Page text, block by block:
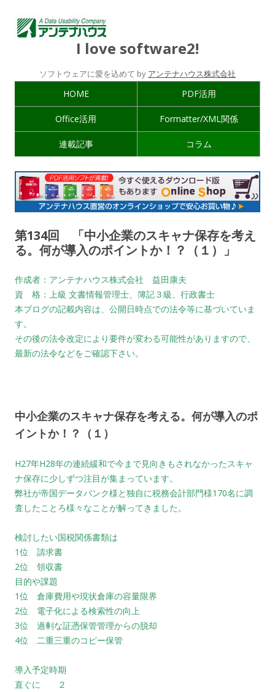
I love software2!
ソフトウェアに愛を込めて by アンテナハウス株式会社
HOME PDF活用
Office活用 Formatter/XML関係
連載記事 コラム
第134回 「中小企業のスキャナ保存を考え
る。何が導入のポイントか！？（１）」
作成者：アンテナハウス株式会社 益田康夫
資 格：上級 文書情報管理士、簿記３級、行政書士
本ブログの記載内容は、公開日時点での法令等に基づいていま
す。
その後の法令改定により要件が変わる可能性がありますので、
最新の法令などをご確認下さい。
中小企業のスキャナ保存を考える。何が導入のポ
イントか！？（１）
H27年H28年の連続緩和で今まで見向きもされなかったスキャ
ナ保存に少しずつ注目が集まっています。
弊社が帝国データバンク様と独自に税務会計部門様170名に調
査したことろ様々なことが解ってきました。
検討したい国税関係書類は
1位 請求書
2位 領収書
目的や課題
1位 倉庫費用や現状倉庫の容量限界
2位 電子化による検索性の向上
3位 過剰な証憑保管管理からの脱却
4位 二重三重のコピー保管
導入予定時期
直ぐに ２